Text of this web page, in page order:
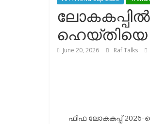
June 20, 2026 Raf Talks
ഫിഫ ലോകകപ്പ് 2026-